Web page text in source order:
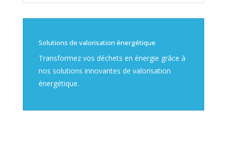
Solutions de valorisation énergétique
Transformez vos déchets en énergie grâce à
nos solutions innovantes de valorisation
énergétique.